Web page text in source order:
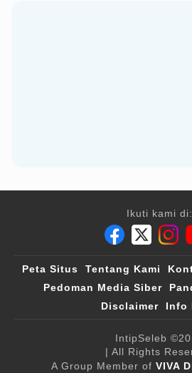
Ikuti kami di:
Peta Situs Tentang Kami
Pedoman Media Siber
Disclaimer
Info
IntipSeleb
| All Rights
A Group Member of VIVA